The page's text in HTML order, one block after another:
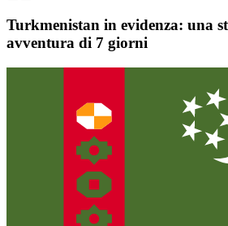
Turkmenistan in evidenza: una
avventura di 7 giorni